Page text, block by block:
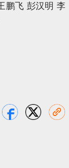
鹏飞 彭汉明 李